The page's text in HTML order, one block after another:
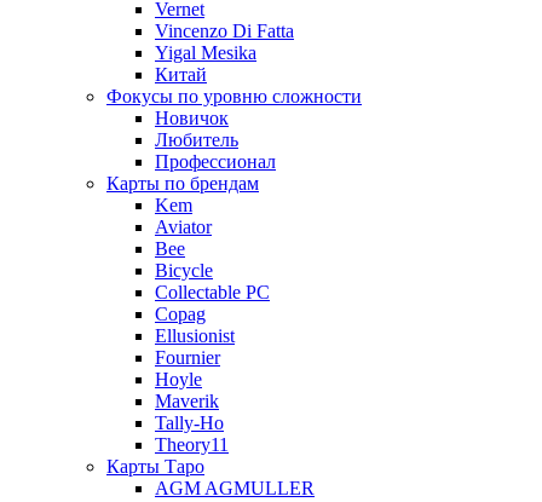
Vernet
Vincenzo Di Fatta
Yigal Mesika
Китай
Фокусы по уровню сложности
Новичок
Любитель
Профессионал
Карты по брендам
Kem
Aviator
Bee
Bicycle
Collectable PC
Copag
Ellusionist
Fournier
Hoyle
Maverik
Tally-Ho
Theory11
Карты Таро
AGM AGMULLER